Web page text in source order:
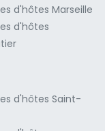
d'hôtes Marseille
d'hôtes
d'hôtes Saint-